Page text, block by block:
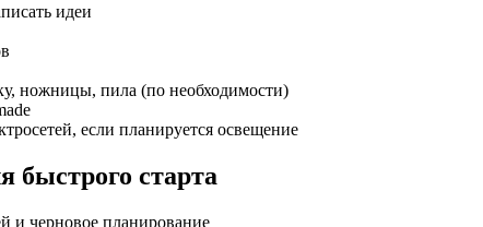
идеи
ножницы, пила (по необходимости)
если планируется освещение
быстрого старта
и черновое планирование